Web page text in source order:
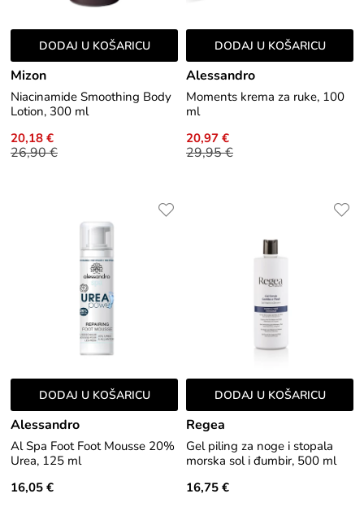
DODAJ U KOŠARICU
Mizon
Niacinamide Smoothing Body
Lotion, 300 ml
20,18 €
26,90 €
DODAJ U KOŠARICU
Alessandro
Moments krema za ruke, 100
ml
20,97 €
29,95 €
DODAJ U KOŠARICU
Alessandro
Al Spa Foot Foot Mousse 20%
Urea, 125 ml
16,05 €
DODAJ U KOŠARICU
Regea
Gel piling za noge i stopala
morska sol i đumbir, 500 ml
16,75 €